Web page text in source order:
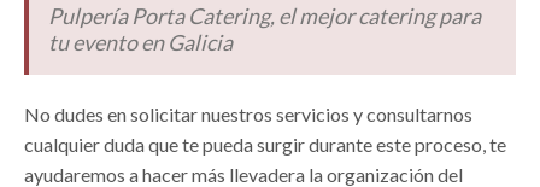
Pulpería Porta Catering, el mejor catering para
tu evento en Galicia
No dudes en solicitar nuestros servicios y consultarnos
cualquier duda que te pueda surgir durante este proceso, te
ayudaremos a hacer más llevadera la organización del